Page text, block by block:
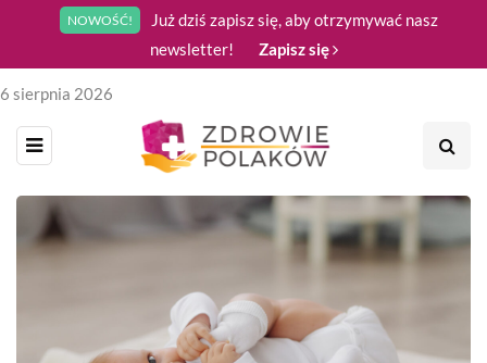
NOWOŚĆ!
Już dziś zapisz się, aby otrzymywać nasz
newsletter!
Zapisz się
6 sierpnia 2026